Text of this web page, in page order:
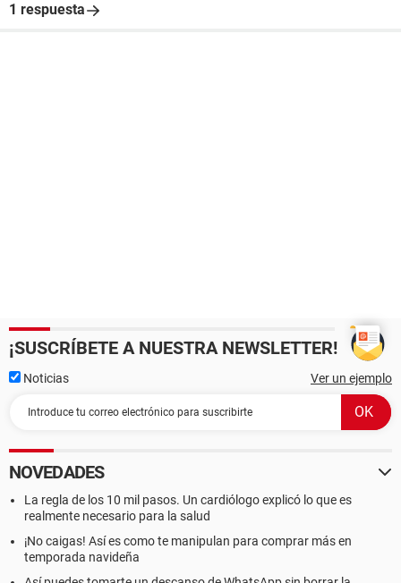
1 respuesta
¡SUSCRÍBETE A NUESTRA NEWSLETTER!
Noticias Ver un ejemplo
NOVEDADES
La regla de los 10 mil pasos. Un cardiólogo explicó lo que es
realmente necesario para la salud
¡No caigas! Así es como te manipulan para comprar más en
temporada navideña